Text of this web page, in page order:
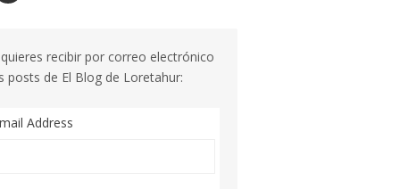
recibir por correo electrónico
posts de El Blog de Loretahur:
Address